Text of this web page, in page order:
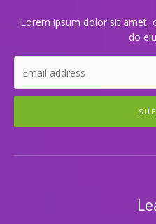
하Lorem ipsum dolor sit amet,
do